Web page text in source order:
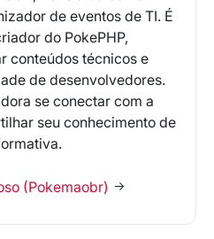
de eventos de TI. É
do PokePHP,
conteúdos técnicos e
de desenvolvedores.
se conectar com a
seu conhecimento de
(Pokemaobr)